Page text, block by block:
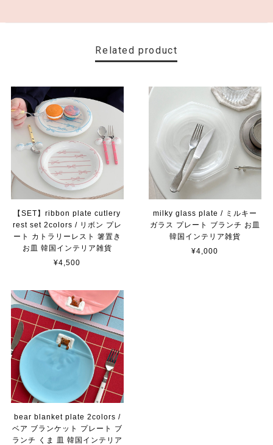
Related product
【SET】ribbon plate cutlery
rest set 2colors / リボン プレ
ート カトラリーレスト 箸置き
お皿 韓国インテリア雑貨
¥4,500
milky glass plate / ミルキー
ガラス プレート ブランチ お皿
韓国インテリア雑貨
¥4,000
bear blanket plate 2colors /
ベア ブランケット プレート ブ
ランチ くま 皿 韓国インテリア